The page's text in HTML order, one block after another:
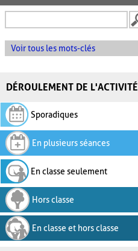
Voir tous les mots-clés
DÉROULEMENT DE L'ACTIVITÉ
Sporadiques
En plusieurs séances
En classe seulement
Hors classe
En classe et hors classe